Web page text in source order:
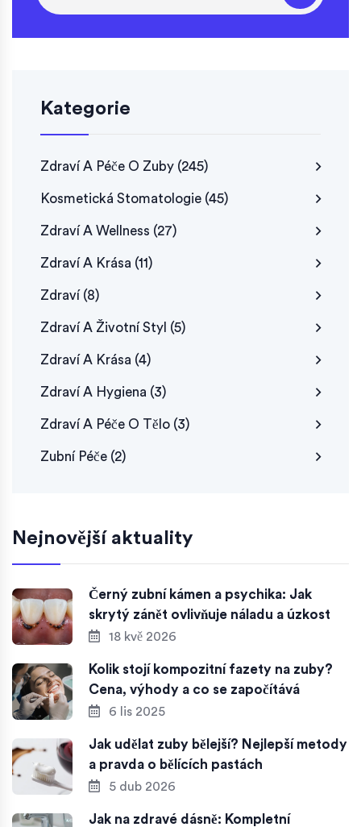
Kategorie
Zdraví A Péče O Zuby (245)
Kosmetická Stomatologie (45)
Zdraví A Wellness (27)
Zdraví A Krása (11)
Zdraví (8)
Zdraví A Životní Styl (5)
Zdraví A Krása (4)
Zdraví A Hygiena (3)
Zdraví A Péče O Tělo (3)
Zubní Péče (2)
Nejnovější aktuality
Černý zubní kámen a psychika: Jak
skrytý zánět ovlivňuje náladu a úzkost
18 kvě 2026
Kolik stojí kompozitní fazety na zuby?
Cena, výhody a co se započítává
6 lis 2025
Jak udělat zuby bělejší? Nejlepší metody
a pravda o bělících pastách
5 dub 2026
Jak na zdravé dásně: Kompletní